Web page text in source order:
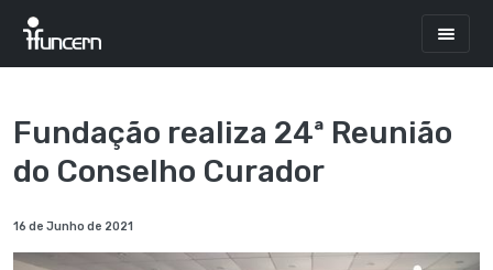
Fundação realiza 24ª Reunião
do Conselho Curador
16 de Junho de 2021